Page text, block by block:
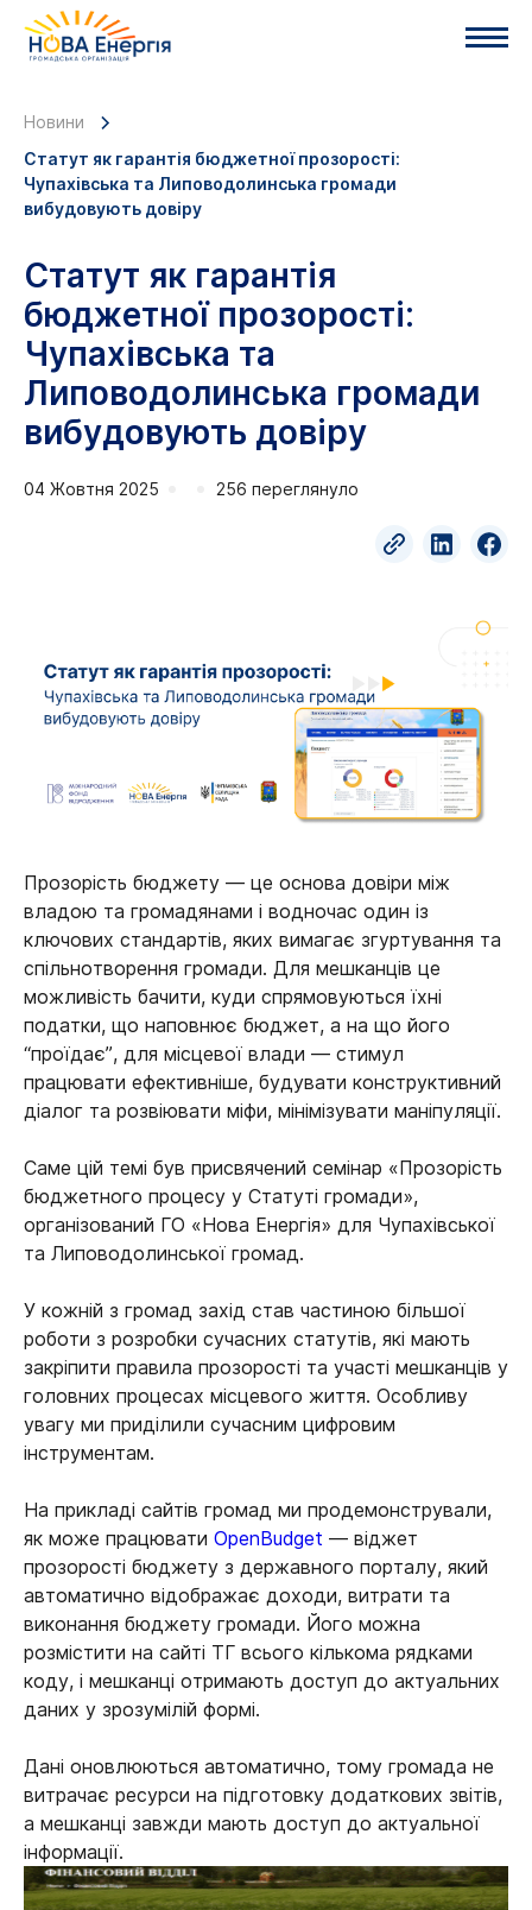
Новини
Статут як гарантія бюджетної прозорості:
Чупахівська та Липоводолинська громади
вибудовують довіру
Статут як гарантія
бюджетної прозорості:
Чупахівська та
Липоводолинська громади
вибудовують довіру
04 Жовтня 2025 256 переглянуло
Прозорість бюджету — це основа довіри між
владою та громадянами і водночас один із
ключових стандартів, яких вимагає згуртування та
спільнотворення громади. Для мешканців це
можливість бачити, куди спрямовуються їхні
податки, що наповнює бюджет, а на що його
“проїдає”, для місцевої влади — стимул
працювати ефективніше, будувати конструктивний
діалог та розвіювати міфи, мінімізувати маніпуляції.
Саме цій темі був присвячений семінар «Прозорість
бюджетного процесу у Статуті громади»,
організований ГО «Нова Енергія» для Чупахівської
та Липоводолинської громад.
У кожній з громад захід став частиною більшої
роботи з розробки сучасних статутів, які мають
закріпити правила прозорості та участі мешканців у
головних процесах місцевого життя. Особливу
увагу ми приділили сучасним цифровим
інструментам.
На прикладі сайтів громад ми продемонстрували,
як може працювати OpenBudget — віджет
прозорості бюджету з державного порталу, який
автоматично відображає доходи, витрати та
виконання бюджету громади. Його можна
розмістити на сайті ТГ всього кількома рядками
коду, і мешканці отримають доступ до актуальних
даних у зрозумілій формі.
Дані оновлюються автоматично, тому громада не
витрачає ресурси на підготовку додаткових звітів,
а мешканці завжди мають доступ до актуальної
інформації.